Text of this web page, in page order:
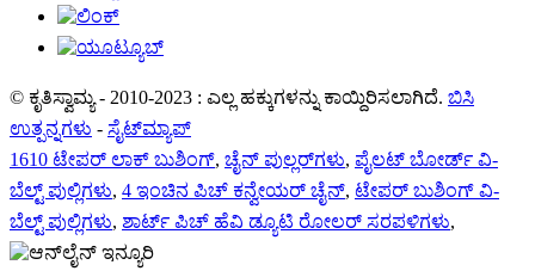
© ಕೃತಿಸ್ವಾಮ್ಯ - 2010-2023 : ಎಲ್ಲ ಹಕ್ಕುಗಳನ್ನು ಕಾಯ್ದಿರಿಸಲಾಗಿದೆ. ಬಿಸಿ
ಉತ್ಪನ್ನಗಳು - ಸೈಟ್‌ಮ್ಯಾಪ್
1610 ಟೇಪರ್ ಲಾಕ್ ಬುಶಿಂಗ್, ಚೈನ್ ಪುಲ್ಲರ್‌ಗಳು, ಪೈಲಟ್ ಬೋರ್ಡ್ ವಿ-
ಬೆಲ್ಟ್ ಪುಲ್ಲಿಗಳು, 4 ಇಂಚಿನ ಪಿಚ್ ಕನ್ವೇಯರ್ ಚೈನ್, ಟೇಪರ್ ಬುಶಿಂಗ್ ವಿ-
ಬೆಲ್ಟ್ ಪುಲ್ಲಿಗಳು, ಶಾರ್ಟ್ ಪಿಚ್ ಹೆವಿ ಡ್ಯೂಟಿ ರೋಲರ್ ಸರಪಳಿಗಳು,